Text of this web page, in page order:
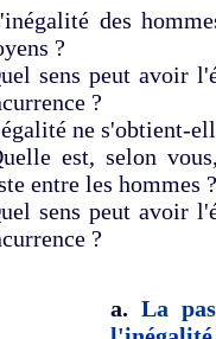
des
?
sens peut avoir
?
ne s'obtient-
est, selon
entre les hommes ?
sens peut avoir
?
a. La